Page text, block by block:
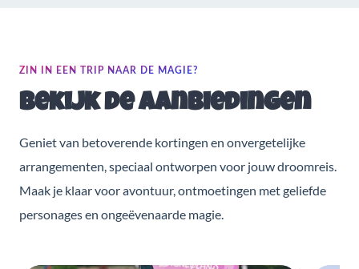
ZIN IN EEN TRIP NAAR DE MAGIE?
Bekijk de aanbiedingen
Geniet van betoverende kortingen en onvergetelijke
arrangementen, speciaal ontworpen voor jouw droomreis.
Maak je klaar voor avontuur, ontmoetingen met geliefde
personages en ongeëvenaarde magie.